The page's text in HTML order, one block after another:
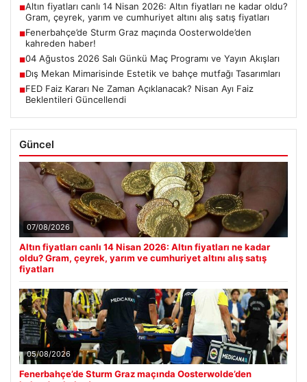
■Altın fiyatları canlı 14 Nisan 2026: Altın fiyatları ne kadar oldu?
Gram, çeyrek, yarım ve cumhuriyet altını alış satış fiyatları
■Fenerbahçe’de Sturm Graz maçında Oosterwolde’den
kahreden haber!
■04 Ağustos 2026 Salı Günkü Maç Programı ve Yayın Akışları
■Dış Mekan Mimarisinde Estetik ve bahçe mutfağı Tasarımları
■FED Faiz Kararı Ne Zaman Açıklanacak? Nisan Ayı Faiz
Beklentileri Güncellendi
Güncel
07/08/2026
Altın fiyatları canlı 14 Nisan 2026: Altın fiyatları ne kadar
oldu? Gram, çeyrek, yarım ve cumhuriyet altını alış satış
fiyatları
05/08/2026
Fenerbahçe’de Sturm Graz maçında Oosterwolde’den